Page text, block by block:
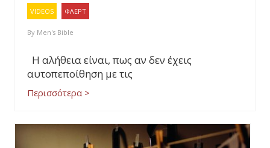
VIDEOS ΦΛΕΡΤ
By Men's Bible
Η αλήθεια είναι, πως αν δεν έχεις
αυτοπεποίθηση με τις
Περισσότερα >